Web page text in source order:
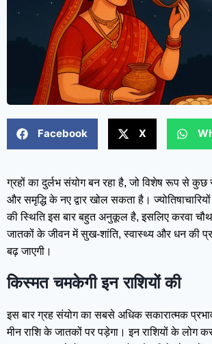
Facebook X
ग्रहों का दुर्लभ संयोग बन रहा है, जो विशेष रूप से कुछ
और समृद्धि के नए द्वार खोल सकता है।
की स्थिति इस बार बहुत अनुकूल है, इसलिए करवा
जातकों के जीवन में सुख-शांति, स्वास्थ्य और धन की
बढ़ जाएगी।
किस्मत चमकेगी इन राशियों की
इस बार ग्रह संयोग का सबसे अधिक सकारात्मक
मीन राशि के जातकों पर पड़ेगा। इन राशियों के लोग